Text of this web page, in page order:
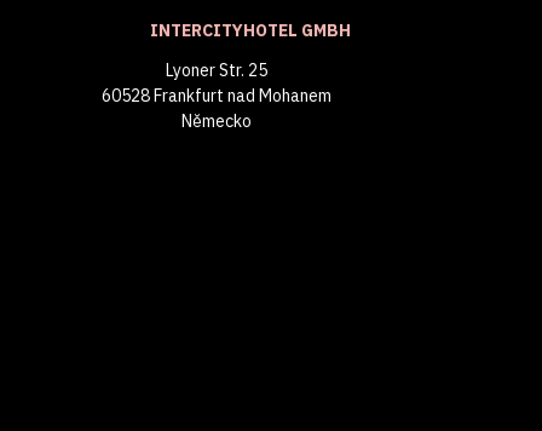
INTERCITYHOTEL GMBH
Lyoner Str. 25
60528 Frankfurt nad Mohanem
Německo